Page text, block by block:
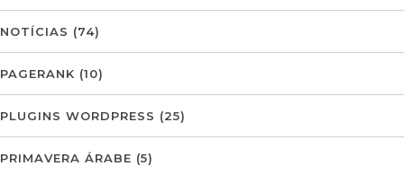
NOTÍCIAS (74)
PAGERANK (10)
PLUGINS WORDPRESS (25)
PRIMAVERA ÁRABE (5)